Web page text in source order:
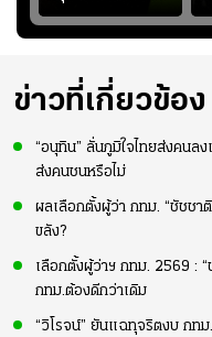
ศึก" กลับบ้าน
แ
สุ
ข่าวที่เกี่ยวข้อง
“อนุทิน” ลั่นภูมิใจไทยส่งคนล
ส่งคนชนหรือไม่
ผลเลือกตั้งผู้ว่า กทม. “ชัชชา
ขลัง?
เลือกตั้งผู้ว่าฯ กทม. 2569 :
กทม.ต้องดีกว่าเดิม
“วิโรจน์” ยันแฉทุจริตงบ กท